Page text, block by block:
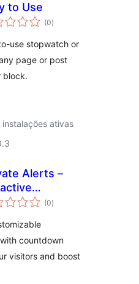
to Use
(0total
de
)
use stopwatch or
page or post
block.
ativas
Alerts –
(0total
de
)
countdown
visitors and boost